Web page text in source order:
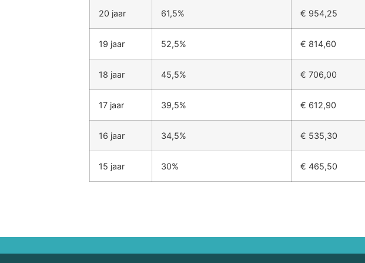
20 jaar 61,5% € 954,25
19 jaar 52,5% € 814,60
18 jaar 45,5% € 706,00
17 jaar 39,5% € 612,90
16 jaar 34,5% € 535,30
15 jaar 30% € 465,50